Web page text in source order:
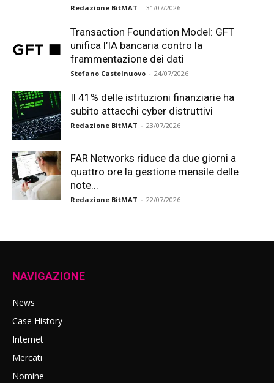
Redazione BitMAT - 31/07/2026
Transaction Foundation Model: GFT
unifica l’IA bancaria contro la
frammentazione dei dati
Stefano Castelnuovo - 24/07/2026
Il 41% delle istituzioni finanziarie ha
subito attacchi cyber distruttivi
Redazione BitMAT - 23/07/2026
FAR Networks riduce da due giorni a
quattro ore la gestione mensile delle
note...
Redazione BitMAT - 22/07/2026
NAVIGAZIONE
News
Case History
Internet
Mercati
Nomine